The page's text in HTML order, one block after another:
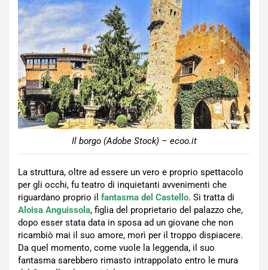
Il borgo (Adobe Stock) – ecoo.it
La struttura, oltre ad essere un vero e proprio spettacolo
per gli occhi, fu teatro di inquietanti avvenimenti che
riguardano proprio il fantasma del Castello. Si tratta di
Aloisa Anguissola, figlia del proprietario del palazzo che,
dopo esser stata data in sposa ad un giovane che non
ricambiò mai il suo amore, morì per il troppo dispiacere.
Da quel momento, come vuole la leggenda, il suo
fantasma sarebbero rimasto intrappolato entro le mura